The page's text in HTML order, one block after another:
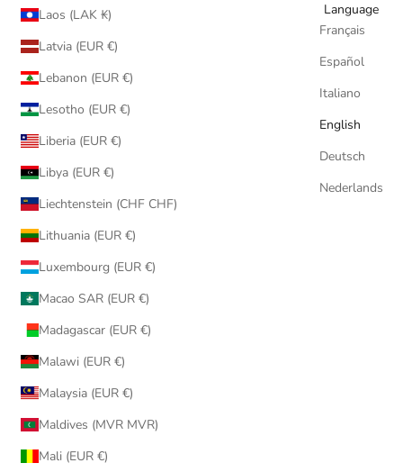
Laos (LAK ₭)
Latvia (EUR €)
Lebanon (EUR €)
Lesotho (EUR €)
Liberia (EUR €)
Libya (EUR €)
Liechtenstein (CHF CHF)
Lithuania (EUR €)
Luxembourg (EUR €)
Macao SAR (EUR €)
Madagascar (EUR €)
Malawi (EUR €)
Malaysia (EUR €)
Maldives (MVR MVR)
Mali (EUR €)
Language
Français
Español
Italiano
English
Deutsch
Nederlands